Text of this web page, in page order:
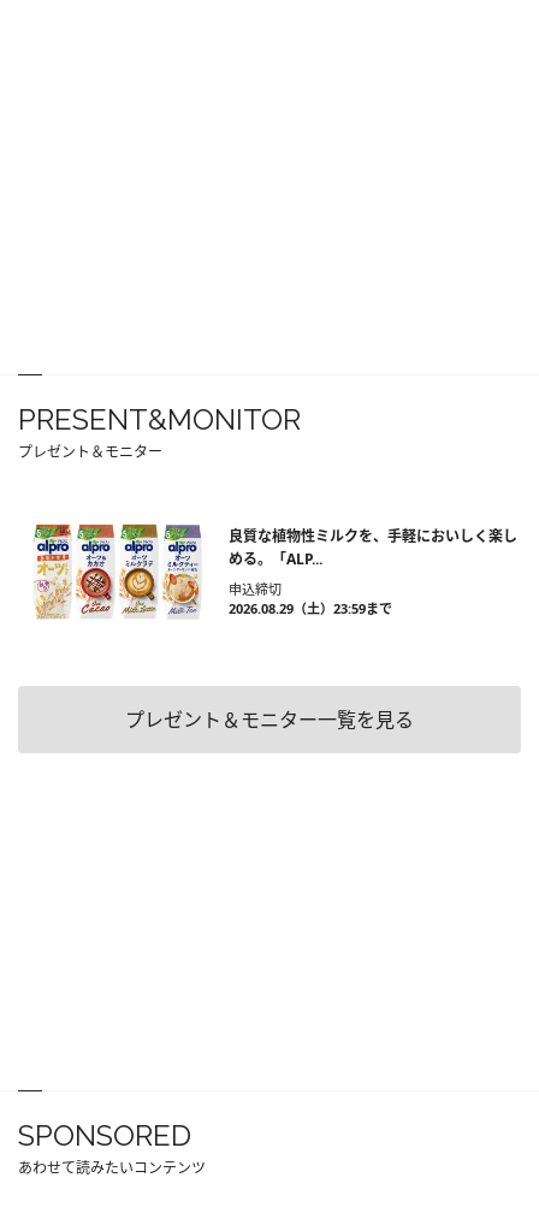
PRESENT&MONITOR
プレゼント＆モニター
良質な植物性ミルクを、手軽においしく楽し
める。「ALP...
申込締切
2026.08.29（土）23:59まで
プレゼント＆モニター一覧を見る
SPONSORED
あわせて読みたいコンテンツ